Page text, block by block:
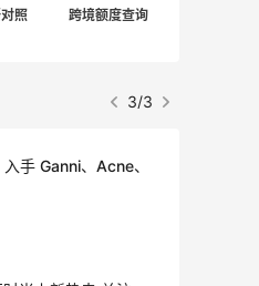
照 跨境额度查询
3/3
手 Ganni、Acne、